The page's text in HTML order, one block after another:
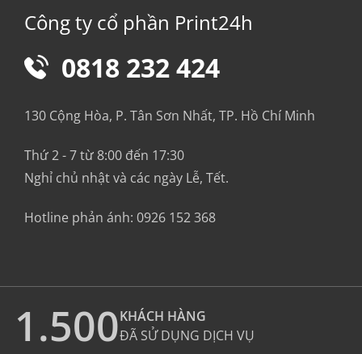
Công ty cổ phần Print24h
0818 232 424
130 Cộng Hòa, P. Tân Sơn Nhất, TP. Hồ Chí Minh
Thứ 2 - 7 từ 8:00 đến 17:30
Nghỉ chủ nhật và các ngày Lễ, Tết.
Hotline phản ánh: 0926 152 368
1.500KHÁCH HÀNG
ĐÃ SỬ DỤNG DỊCH VỤ